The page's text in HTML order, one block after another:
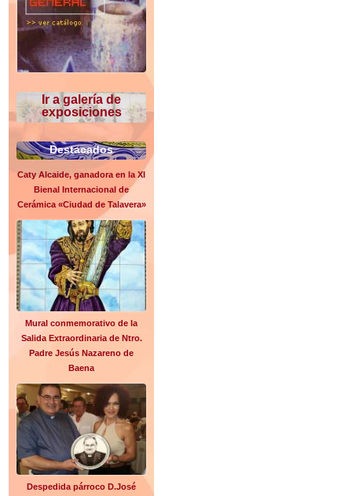
Ir a galería de
exposiciones
Destacados
Caty Alcaide, ganadora en la XI
Bienal Internacional de
Cerámica «Ciudad de Talavera»
Mural conmemorativo de la
Salida Extraordinaria de Ntro.
Padre Jesús Nazareno de
Baena
Despedida párroco D.José